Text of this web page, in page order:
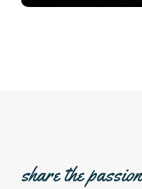
share the passion